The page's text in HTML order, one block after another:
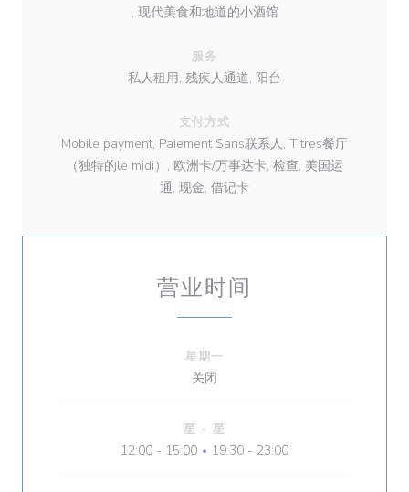
, 现代美食和地道的小酒馆
服务
私人租用, 残疾人通道, 阳台
支付方式
Mobile payment, Paiement Sans联系人, Titres餐厅
（独特的le midi）, 欧洲卡/万事达卡, 检查, 美国运
通, 现金, 借记卡
营业时间
星期一
关闭
星 - 星
12:00 - 15:00 • 19:30 - 23:00